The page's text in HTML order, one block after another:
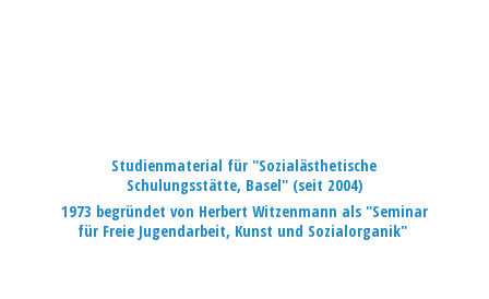
Studienmaterial für "Sozialästhetische
Schulungsstätte, Basel" (seit 2004)
1973 begründet von Herbert Witzenmann als "Seminar
für Freie Jugendarbeit, Kunst und Sozialorganik"